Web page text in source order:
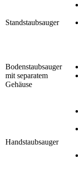
Standstaubsauger
Bodenstaubsauger
mit separatem
Gehäuse
Handstaubsauger